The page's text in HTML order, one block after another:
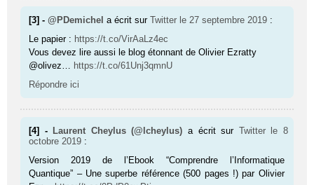
[3] -@PDemichel a écrit surTwitter le 27 septembre 2019 :
Le papier : https://t.co/VirAaLz4ec
Vous devez lire aussi le blog étonnant de Olivier Ezratty
@olivez… https://t.co/61Unj3qmnU
Répondre ici
[4] - Laurent Cheylus (@lcheylus) a écrit sur Twitter
le 8
octobre 2019 :
Version 2019 de l’Ebook “Comprendre l’Informatique
Quantique” – Une superbe référence (500 pages !) par Olivier